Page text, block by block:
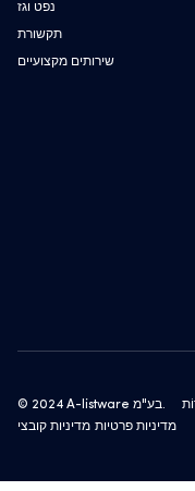
נפט וגז
תקשורת
שירותים מקצועיים
© 2024 A-listware בע"מ.
מדיניות פרטיות